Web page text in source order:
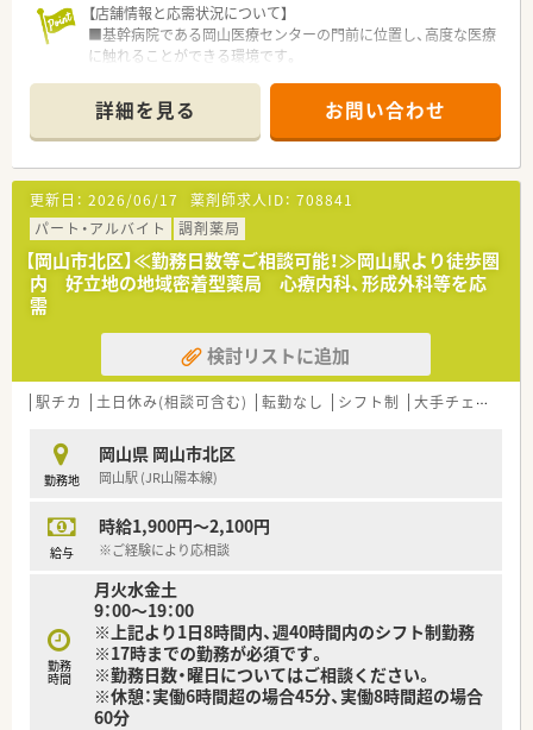
【店舗情報と応需状況について】
■基幹病院である岡山医療センターの門前に位置し、高度な医療
に触れることができる環境です。
する処方箋を多く扱います。
■薬剤師は常時6～7名体制と人員が手厚く、落ち着いて専門業
務に集中することができます。
【募集背景と求める人物像について】
■今回は欠員補充のため、特に外来がん治療領域に高い意欲と専
門性をお持ちの方を募集します。
■「外来がん治療専門薬剤師」の資格をお持ちの方、または取得
を目指している方を歓迎します。
■薬剤師として常に学び続けたいという、学習意欲が高く知的好
【法人特徴について】
■岡山県内に15店舗の調剤薬局を展開し、地域医療の質的向上
に大きく貢献している法人です。
の高度な教育体制を構築しています。
■全国でも稀な「家庭医療専門薬剤師レジデント」制度を導入
し、専門家の育成に注力しています。
【職場環境と雰囲気】
■20代から50代まで幅広い年代の男女が在籍し、互いに知識を
■法人として教育・研修を最も重視しており、常に新しい知識を
学べる知的好奇心を満たす環境です。
■年の近い先輩が指導役となるメンター・エルダー制度があり、
新しい方も安心して業務を学べます。
詳細を見る お問い合わせ
更新日： 2026/06/17 薬剤師求人ID： 708841
パート・アルバイト
調剤薬局
【岡山市北区】≪勤務日数等ご相談可能！≫岡山駅より徒歩圏
内 好立地の地域密着型薬局 心療内科、形成外科等を応
需
検討リストに追加
駅チカ 土日休み(相談可含む) 転勤なし シフト制 大手チェーン以外
勤務地
岡山県 岡山市北区
岡山駅 (JR山陽本線)
給与
時給1,900円～2,100円
※ご経験により応相談
勤務
時間
月火水金土
9：00～19：00
※上記より1日8時間内、週40時間内のシフト制勤務
※17時までの勤務が必須です。
※勤務日数・曜日についてはご相談ください。
※休憩：実働6時間超の場合45分、実働8時間超の場合
60分